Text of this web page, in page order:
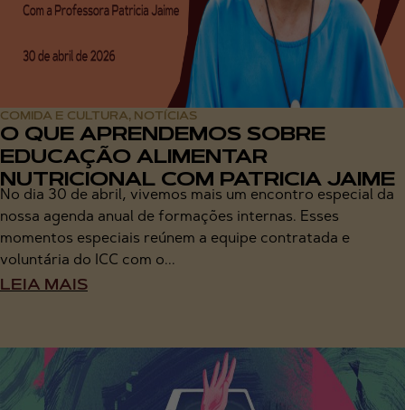
COMIDA E CULTURA, NOTÍCIAS
O QUE APRENDEMOS SOBRE
EDUCAÇÃO ALIMENTAR
NUTRICIONAL COM PATRICIA JAIME
No dia 30 de abril, vivemos mais um encontro especial da
nossa agenda anual de formações internas. Esses
momentos especiais reúnem a equipe contratada e
voluntária do ICC com o...
LEIA MAIS